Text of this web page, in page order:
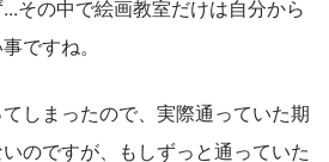
その中で絵画教室だけは自分から
ですね。
しまったので、実際通っていた期
のですが、もしずっと通っていた